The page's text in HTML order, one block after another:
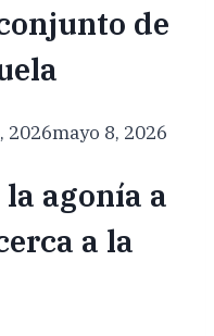
de
2026mayo 8, 2026
agonía a
a la